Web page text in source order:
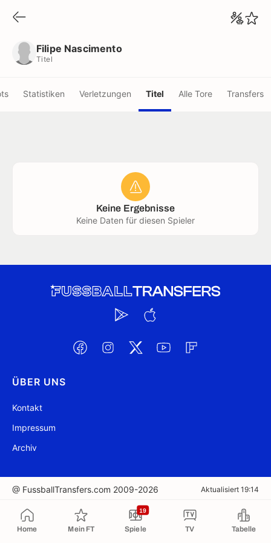
Home Mein FT Spiele
19
TV Tabelle
Filipe Nascimento
Titel
Statistiken Verletzungen Titel Alle Tore Transfers
Keine Ergebnisse
Keine Daten für diesen Spieler
ÜBER UNS
Kontakt
Impressum
Archiv
@ FussballTransfers.com 2009-2026 Aktualisiert 19:14
In die Zwischenablage kopiert